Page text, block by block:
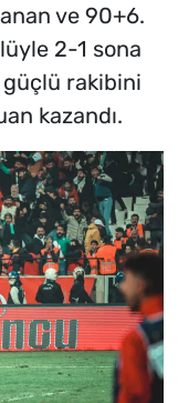
ve 90+6.
2-1 sona
güçlü rakibini
kazandı.